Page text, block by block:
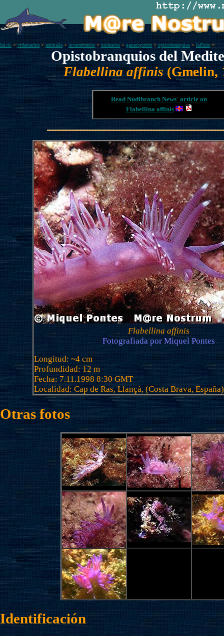
Inicio >vidamarina > animalia > invertebrados>moluscos > gasteropodos >opistobranquios > faffinis>
Opistobranquios del
Flabellina affinis (Gmelin,
Read Nudibranch News' article on
Flabellina affinis
Flabellina affinis
Fotografiada por Miquel Pontes
Longitud: ~4 cm
Profundidad: 12 m
Fecha: 7.11.1998 8:30 GMT
Localidad: Cap de Ras, Llançà,(Costa Brava, España)
Otras fotos
Identificación